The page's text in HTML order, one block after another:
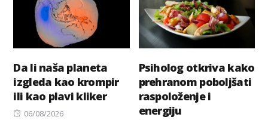
Da li naša planeta
izgleda kao krompir
ili kao plavi kliker
Posted
06/08/2026
Psiholog otkriva kako
prehranom poboljšati
raspoloženje i
energiju